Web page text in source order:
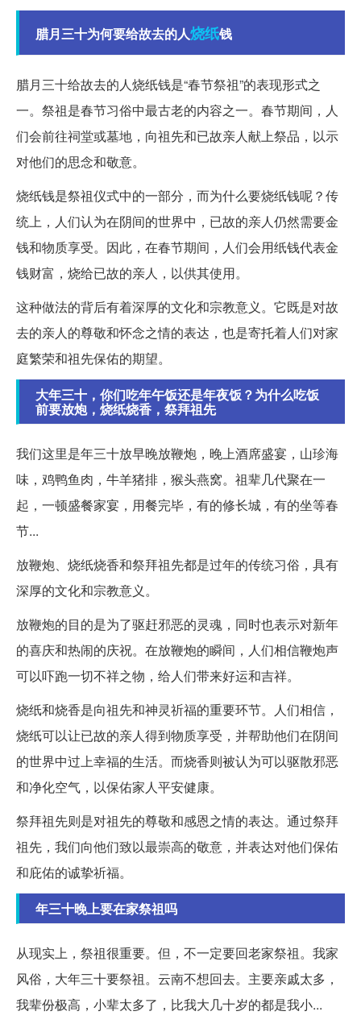
腊月三十为何要给故去的人烧纸钱
腊月三十给故去的人烧纸钱是“春节祭祖”的表现形式之
一。祭祖是春节习俗中最古老的内容之一。春节期间，人
们会前往祠堂或墓地，向祖先和已故亲人献上祭品，以示
对他们的思念和敬意。
烧纸钱是祭祖仪式中的一部分，而为什么要烧纸钱呢？传
统上，人们认为在阴间的世界中，已故的亲人仍然需要金
钱和物质享受。因此，在春节期间，人们会用纸钱代表金
钱财富，烧给已故的亲人，以供其使用。
这种做法的背后有着深厚的文化和宗教意义。它既是对故
去的亲人的尊敬和怀念之情的表达，也是寄托着人们对家
庭繁荣和祖先保佑的期望。
大年三十，你们吃年午饭还是年夜饭？为什么吃饭
前要放炮，烧纸烧香，祭拜祖先
我们这里是年三十放早晚放鞭炮，晚上酒席盛宴，山珍海
味，鸡鸭鱼肉，牛羊猪排，猴头燕窝。祖辈几代聚在一
起，一顿盛餐家宴，用餐完毕，有的修长城，有的坐等春
节...
放鞭炮、烧纸烧香和祭拜祖先都是过年的传统习俗，具有
深厚的文化和宗教意义。
放鞭炮的目的是为了驱赶邪恶的灵魂，同时也表示对新年
的喜庆和热闹的庆祝。在放鞭炮的瞬间，人们相信鞭炮声
可以吓跑一切不祥之物，给人们带来好运和吉祥。
烧纸和烧香是向祖先和神灵祈福的重要环节。人们相信，
烧纸可以让已故的亲人得到物质享受，并帮助他们在阴间
的世界中过上幸福的生活。而烧香则被认为可以驱散邪恶
和净化空气，以保佑家人平安健康。
祭拜祖先则是对祖先的尊敬和感恩之情的表达。通过祭拜
祖先，我们向他们致以最崇高的敬意，并表达对他们保佑
和庇佑的诚挚祈福。
年三十晚上要在家祭祖吗
从现实上，祭祖很重要。但，不一定要回老家祭祖。我家
风俗，大年三十要祭祖。云南不想回去。主要亲戚太多，
我辈份极高，小辈太多了，比我大几十岁的都是我小...